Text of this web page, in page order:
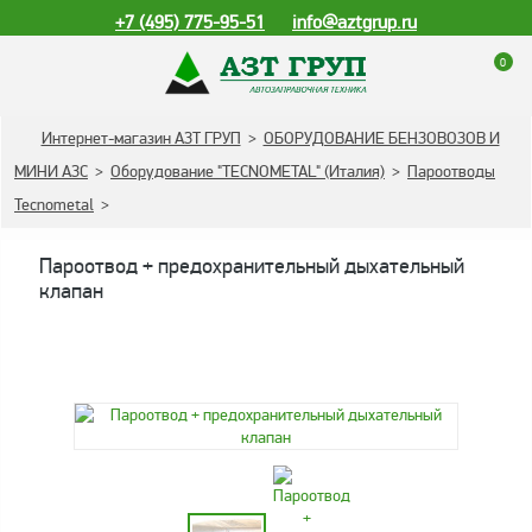
+7 (495) 775-95-51 info@aztgrup.ru
0
КАТАЛОГ ПРОДУКЦИИ
Топливораздаточные
колонки
колонки
ТРК и ГРК
Интернет-магазин АЗТ ГРУП > ОБОРУДОВАНИЕ БЕНЗОВОЗОВ И
МИНИ АЗС > Оборудование "TECNOMETAL" (Италия) > Пароотводы
Tecnometal >
Пароотвод + предохранительный дыхательный
клапан